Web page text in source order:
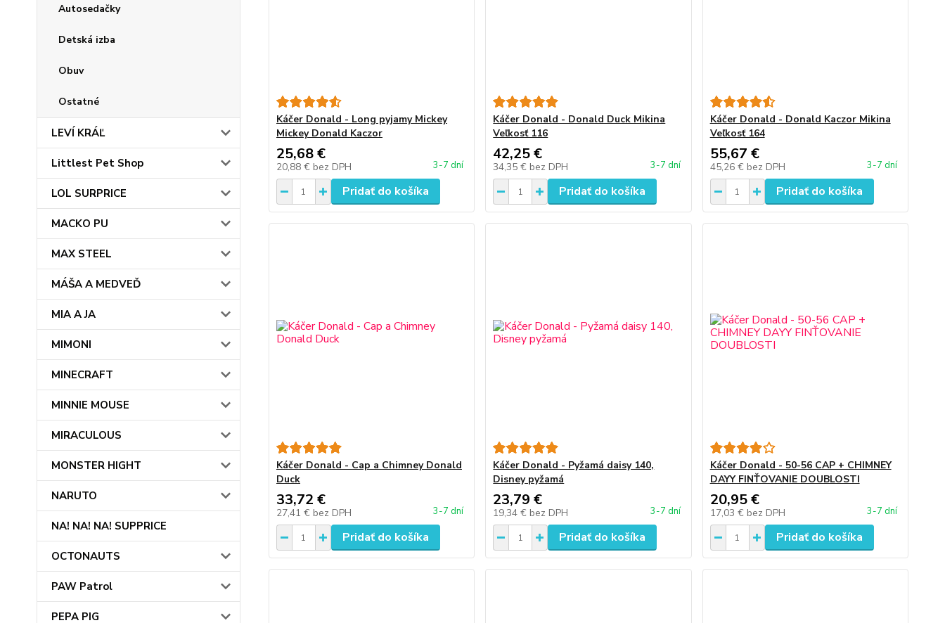
Autosedačky
Detská izba
Obuv
Ostatné
LEVÍ KRÁĽ
Littlest Pet Shop
LOL SURPRICE
MACKO PU
MAX STEEL
MÁŠA A MEDVEĎ
MIA A JA
MIMONI
MINECRAFT
MINNIE MOUSE
MIRACULOUS
MONSTER HIGHT
NARUTO
NA! NA! NA! SUPPRICE
OCTONAUTS
PAW Patrol
PEPA PIG
Káčer Donald - Long pyjamy Mickey
Mickey Donald Kaczor
25,68 €
20,88 € bez DPH 3-7 dní
Pridať do košíka
Káčer Donald - Donald Duck Mikina
Veľkosť 116
42,25 €
34,35 € bez DPH 3-7 dní
Pridať do košíka
Káčer Donald - Donald Kaczor Mikina
Veľkosť 164
55,67 €
45,26 € bez DPH 3-7 dní
Pridať do košíka
Káčer Donald - Cap a Chimney Donald
Duck
33,72 €
27,41 € bez DPH 3-7 dní
Pridať do košíka
Káčer Donald - Pyžamá daisy 140,
Disney pyžamá
23,79 €
19,34 € bez DPH 3-7 dní
Pridať do košíka
Káčer Donald - 50-56 CAP + CHIMNEY
DAYY FINŤOVANIE DOUBLOSTI
20,95 €
17,03 € bez DPH 3-7 dní
Pridať do košíka